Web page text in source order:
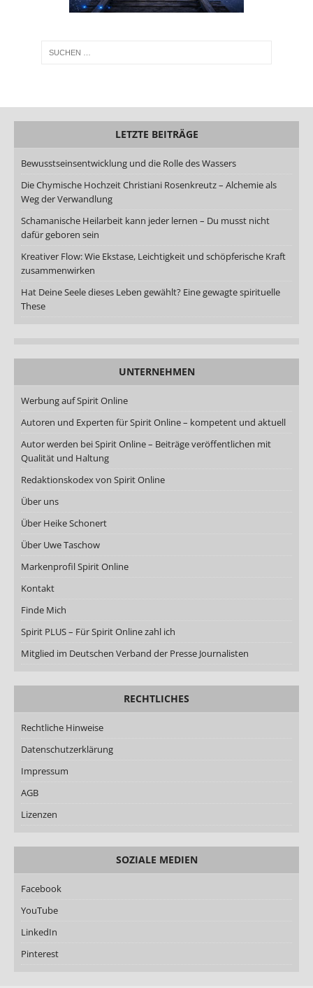
LETZTE BEITRÄGE
Bewusstseinsentwicklung und die Rolle des Wassers
Die Chymische Hochzeit Christiani Rosenkreutz – Alchemie als
Weg der Verwandlung
Schamanische Heilarbeit kann jeder lernen – Du musst nicht
dafür geboren sein
Kreativer Flow: Wie Ekstase, Leichtigkeit und schöpferische Kraft
zusammenwirken
Hat Deine Seele dieses Leben gewählt? Eine gewagte spirituelle
These
UNTERNEHMEN
Werbung auf Spirit Online
Autoren und Experten für Spirit Online – kompetent und aktuell
Autor werden bei Spirit Online – Beiträge veröffentlichen mit
Qualität und Haltung
Redaktionskodex von Spirit Online
Über uns
Über Heike Schonert
Über Uwe Taschow
Markenprofil Spirit Online
Kontakt
Finde Mich
Spirit PLUS – Für Spirit Online zahl ich
Mitglied im Deutschen Verband der Presse Journalisten
RECHTLICHES
Rechtliche Hinweise
Datenschutzerklärung
Impressum
AGB
Lizenzen
SOZIALE MEDIEN
Facebook
YouTube
LinkedIn
Pinterest